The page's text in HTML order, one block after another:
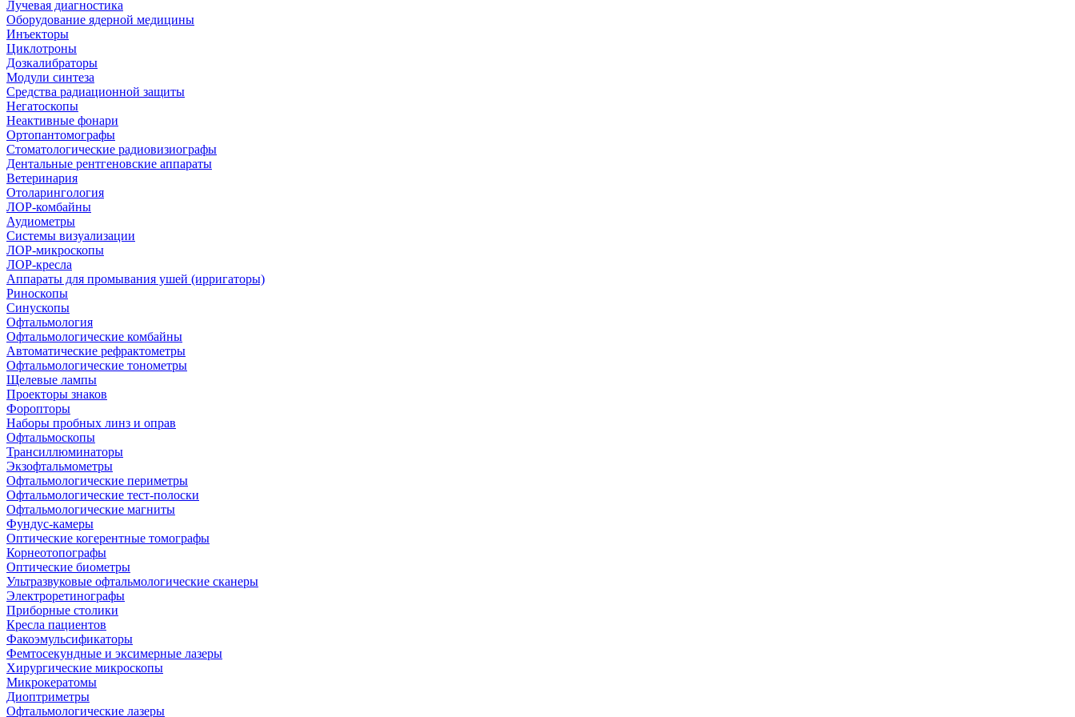
Лучевая диагностика
Оборудование ядерной медицины
Инъекторы
Циклотроны
Дозкалибраторы
Модули синтеза
Средства радиационной защиты
Негатоскопы
Неактивные фонари
Ортопантомографы
Стоматологические радиовизиографы
Дентальные рентгеновские аппараты
Ветеринария
Отоларингология
ЛОР-комбайны
Аудиометры
Системы визуализации
ЛОР-микроскопы
ЛОР-кресла
Аппараты для промывания ушей (ирригаторы)
Риноскопы
Синускопы
Офтальмология
Офтальмологические комбайны
Автоматические рефрактометры
Офтальмологические тонометры
Щелевые лампы
Проекторы знаков
Форопторы
Наборы пробных линз и оправ
Офтальмоскопы
Трансиллюминаторы
Экзофтальмометры
Офтальмологические периметры
Офтальмологические тест-полоски
Офтальмологические магниты
Фундус-камеры
Оптические когерентные томографы
Корнеотопографы
Оптические биометры
Ультразвуковые офтальмологические сканеры
Электроретинографы
Приборные столики
Кресла пациентов
Факоэмульсификаторы
Фемтосекундные и эксимерные лазеры
Хирургические микроскопы
Микрокератомы
Диоптриметры
Офтальмологические лазеры